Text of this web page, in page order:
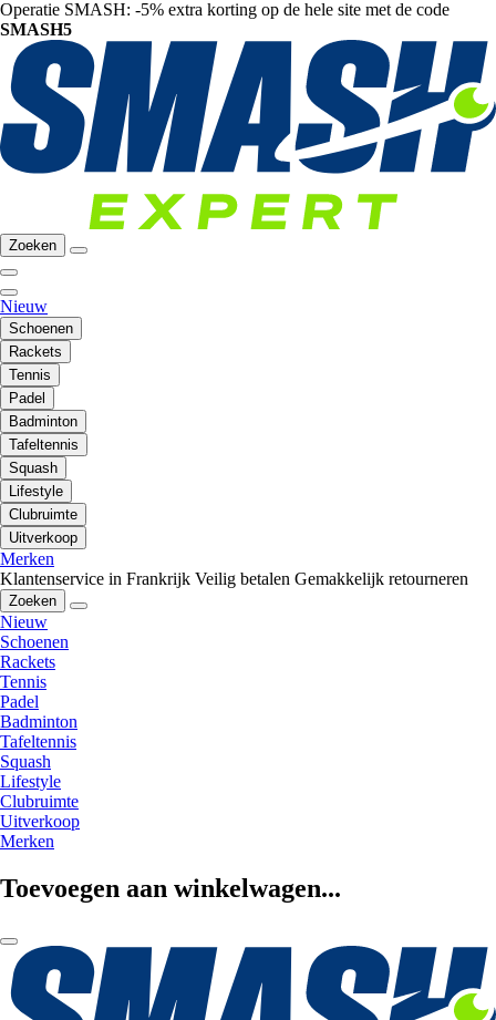
Operatie SMASH: -5% extra korting op de hele site met de code
SMASH5
Zoeken
Nieuw
Schoenen
Rackets
Tennis
Padel
Badminton
Tafeltennis
Squash
Lifestyle
Clubruimte
Uitverkoop
Merken
Klantenservice in Frankrijk Veilig betalen Gemakkelijk retourneren
Zoeken
Nieuw
Schoenen
Rackets
Tennis
Padel
Badminton
Tafeltennis
Squash
Lifestyle
Clubruimte
Uitverkoop
Merken
Toevoegen aan winkelwagen...